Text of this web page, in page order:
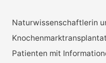
Naturwissenschaftlerin
Patienten mit
e
n